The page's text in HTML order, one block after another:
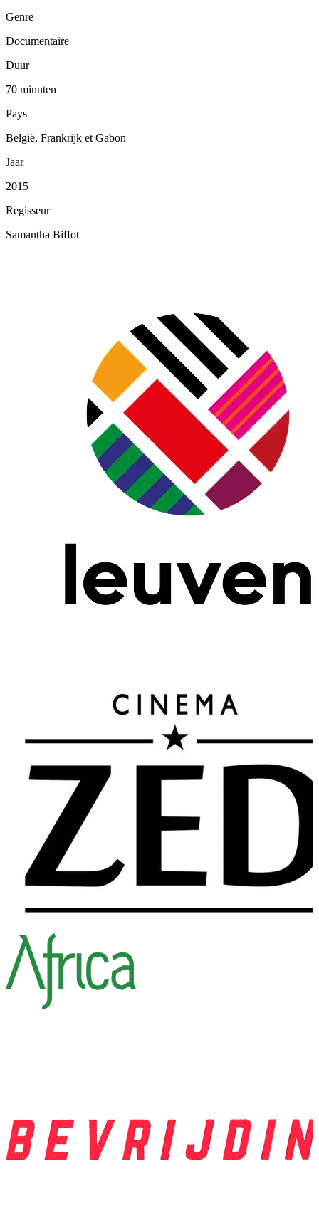
Genre
Documentaire
Duur
70 minuten
Pays
België, Frankrijk et Gabon
Jaar
2015
Regisseur
Samantha Biffot